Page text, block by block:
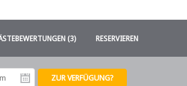
(3) RESERVIEREN